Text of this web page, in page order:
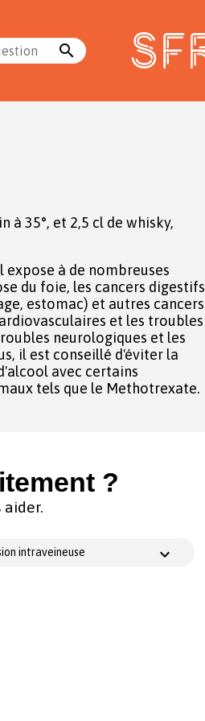
search
à 35°, et 2,5 cl de whisky,
expose à de nombreuses
du foie, les cancers digestifs
estomac) et autres cancers
et les troubles
neurologiques et les
il est conseillé d'éviter la
avec certains
tels que le Methotrexate.
?
intraveineuse